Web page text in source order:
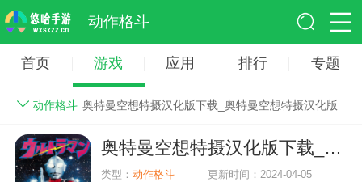
动作格斗
首页 游戏 应用 排行 专题
动作格斗 奥特曼空想特摄汉化版下载_奥特曼空想特摄汉化版
奥特曼空想特摄汉化版下载_奥特曼空想特摄汉化版
类型：动作格斗 更新时间：2024-04-05